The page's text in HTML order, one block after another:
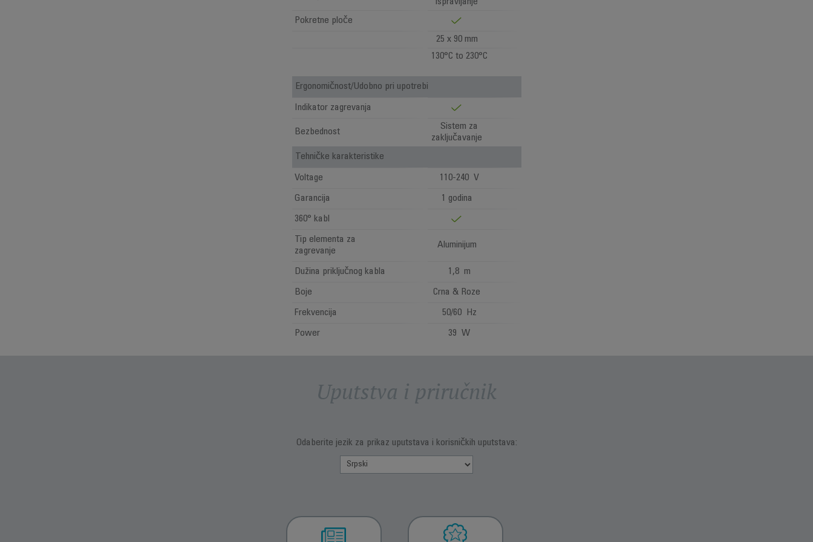
Pokretne ploče
25 x 90 mm
130°C to 230°C
Ergonomičnost/Udobno pri upotrebi
Indikator zagrevanja
Bezbednost
Sistem za
zaključavanje
Tehničke karakteristike
Voltage 110-240 V
Garancija 1 godina
360° kabl
Tip elementa za
zagrevanje
Aluminijum
Dužina priključnog kabla 1,8 m
Boje Crna & Roze
Frekvencija 50/60 Hz
Power 39 W
Uputstva i priručnik
Odaberite jezik za prikaz uputstava i korisničkih uputstava: